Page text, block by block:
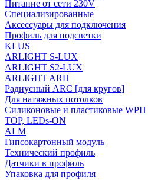
Питание от сети 230V
Специализированные
Аксессуары для подключения
Профиль для подсветки
KLUS
ARLIGHT S-LUX
ARLIGHT S2-LUX
ARLIGHT ARH
Радиусный ARC [для кругов]
Для натяжных потолков
Силиконовые и пластиковые WPH
TOP, LEDs-ON
ALM
Гипсокартонный модуль
Технический профиль
Датчики в профиль
Упаковка для профиля